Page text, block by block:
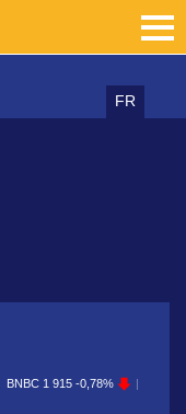
FR
BNBC 1 915 -0,78%